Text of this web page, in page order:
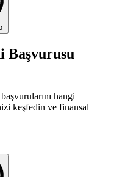
Başvurusu
hangi
keşfedin ve finansal